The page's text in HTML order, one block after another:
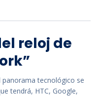
reloj de
panorama tecnológico se
tendrá, HTC, Google,